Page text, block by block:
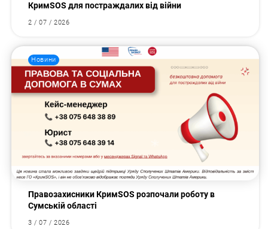
КримSOS для постраждалих від війни
2 / 07 / 2026
Новини
Правозахисники КримSOS розпочали роботу в
Сумській області
3 / 07 / 2026